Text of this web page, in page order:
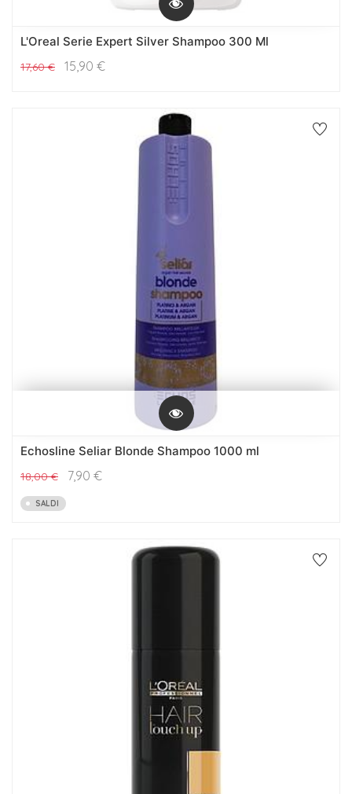
L'Oreal Serie Expert Silver Shampoo 300 Ml
17,60€ 15,90 €
Echosline Seliar Blonde Shampoo 1000 ml
18,00€ 7,90 €
SALDI